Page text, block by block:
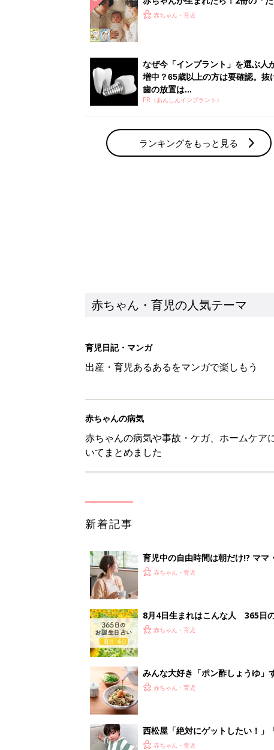
ひよ」
赤ちゃん・育児
なぜ今「インプラント」を選ぶ人
増中？65歳以上の方は要確認。抜
歯の放置は...
PR（あんしんインプラント）
ランキングをもっと見る
赤ちゃん・育児の人気テーマ
育児日記・マンガ
出産・育児あるあるをマンガで楽しもう
赤ちゃんの病気
赤ちゃんの病気や事故・ケガ、ホームケア
いてまとめました
新着記事
育児中の自由時間は朝だけ!? ママ
赤ちゃん・育児
8月4日生まれはこんな人 365日
赤ちゃん・育児
みんな大好き「ポン酢しょうゆ」
養学的にも最高⁉
赤ちゃん・育児
西松屋「絶対にゲットしたい！
ズりアイテム5選
赤ちゃん・育児